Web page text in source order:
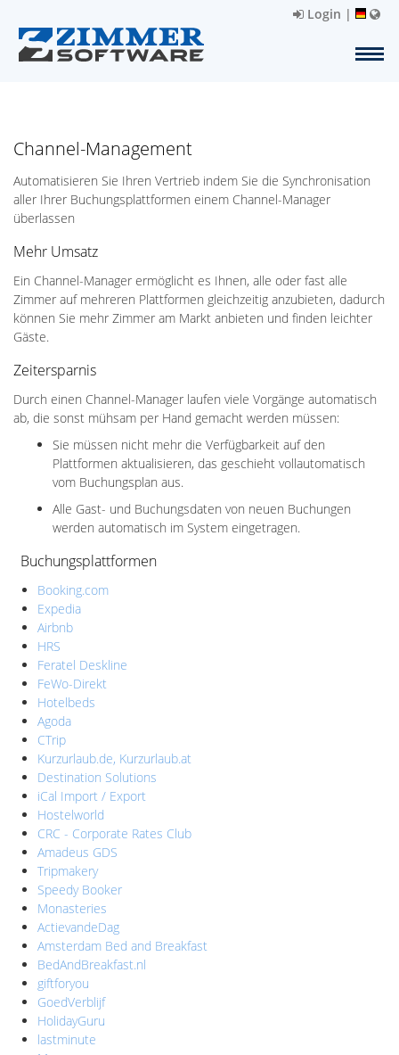
Login |
Channel-Management
Automatisieren Sie Ihren Vertrieb indem Sie die Synchronisation
aller Ihrer Buchungsplattformen einem Channel-Manager
überlassen
Mehr Umsatz
Ein Channel-Manager ermöglicht es Ihnen, alle oder fast alle
Zimmer auf mehreren Plattformen gleichzeitig anzubieten, dadurch
können Sie mehr Zimmer am Markt anbieten und finden leichter
Gäste.
Zeitersparnis
Durch einen Channel-Manager laufen viele Vorgänge automatisch
ab, die sonst mühsam per Hand gemacht werden müssen:
Sie müssen nicht mehr die Verfügbarkeit auf den
Plattformen aktualisieren, das geschieht vollautomatisch
vom Buchungsplan aus.
Alle Gast- und Buchungsdaten von neuen Buchungen
werden automatisch im System eingetragen.
Buchungsplattformen
Booking.com
Expedia
Airbnb
HRS
Feratel Deskline
FeWo-Direkt
Hotelbeds
Agoda
CTrip
Kurzurlaub.de, Kurzurlaub.at
Destination Solutions
iCal Import / Export
Hostelworld
CRC - Corporate Rates Club
Amadeus GDS
Tripmakery
Speedy Booker
Monasteries
ActievandeDag
Amsterdam Bed and Breakfast
BedAndBreakfast.nl
giftforyou
GoedVerblijf
HolidayGuru
lastminute